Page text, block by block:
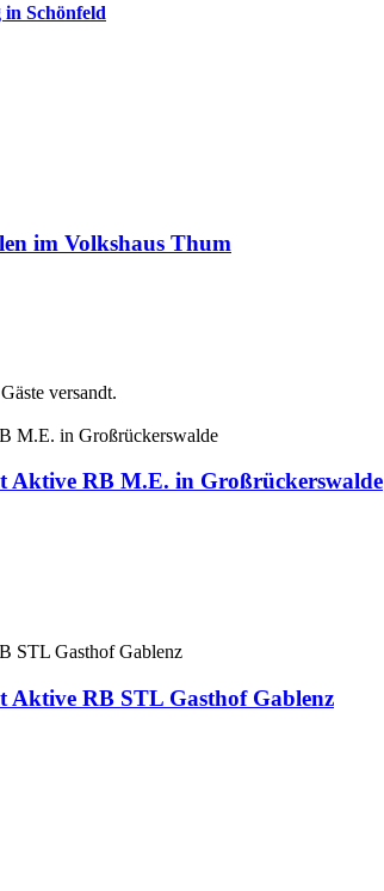
in Schönfeld
im Volkshaus Thum
versandt.
Aktive RB M.E. in Großrückerswalde
Aktive RB STL Gasthof Gablenz